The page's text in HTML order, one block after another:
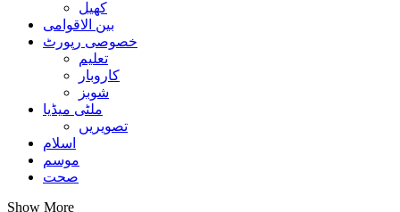
کھیل
بین الاقوامی
خصوصی رپورٹ
تعلیم
کاروبار
شوبز
ملٹی میڈیا
تصویریں
اسلام
موسم
صحت
Show More